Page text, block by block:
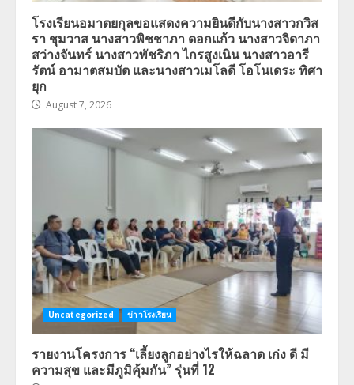
โรงเรียนอมาตยกุลขอแสดงความยินดีกับนางสาวกวิส
รา ชุมวาส นางสาวพิชชาภา ดอกแก้ว นางสาวจิดาภา
สว่างจันทร์ นางสาวพัชริภา ไกรสูงเนิน นางสาวอารี
รัตน์ อามาตสมบัต และนางสาวเมโลดี โอโนเดระ ทิศา
ยุก
August 7, 2026
Uncategorized ข่าวโรงเรียน
รายงานโครงการ “เลี้ยงลูกอย่างไรให้ฉลาด เก่ง ดี มี
ความสุข และมีภูมิคุ้มกัน” รุ่นที่ 12